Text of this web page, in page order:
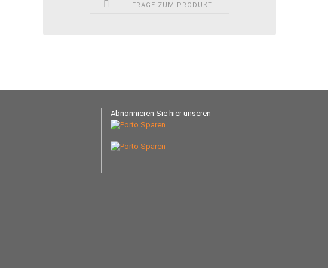
FRAGE ZUM PRODUKT
Abnonnieren Sie hier unseren